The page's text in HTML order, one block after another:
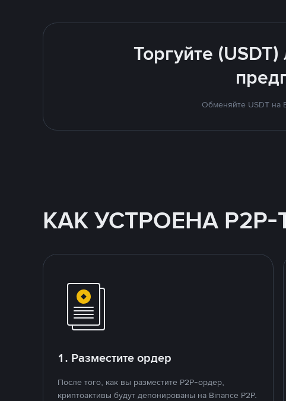
Торгуйте
Обменяйте USDT на
КАК УСТРОЕНА
1. Разместите ордер
После того, как вы разместите P2P-ордер,
криптоактивы будут депонированы на Binance P2P.